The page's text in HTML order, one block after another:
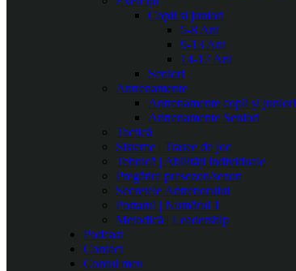
Copii și juniori
5-8 Ani
9-13 Ani
14-17 Ani
Seniori
Antrenamente
Antrenamente copii și juniori
Antrenamente Seniori
Tactică
Sisteme | Trasee de joc
Tehnică | Abilități individuale
Pregătire presezon/sezon
Secretele Antrenorului
Portarul | Numărul 1
Metodică | Leadership
Podcast
Contact
Contul meu